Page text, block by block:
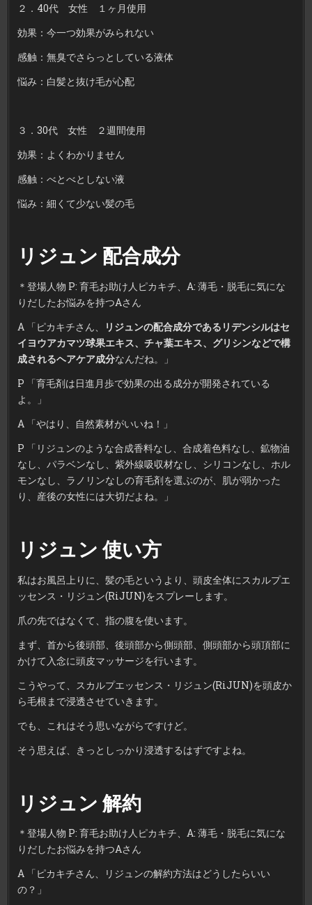
２．40代 女性 １ヶ月使用
効果：今一つ効果がみられない
感触：無臭でさらっとしている液体
悩み：白髪と抜け毛が心配
３．30代 女性 ２週間使用
効果：よくわかりません
感触：べとべとしない液
悩み：細くて少ない髪の毛
リジュン 配合成分
＊登場人物 P: 育毛お助け人ピカキチ、A: 薄毛・脱毛に気にな
りだしたお悩みを持つAさん
A 「ピカキチさん、
リジュンの配合成分であるリデンシルはセ
イヨウアカマツ球果エキス、チャ葉エキス、グリシンなどで構
成されるヘアケア成分なんだね。」
P 「育毛剤は日進月歩で効果の出る成分が開発されている
よ。」
A 「やはり、自然素材がいいね！」
P 「リジュンのような合成香料なし、合成着色料なし、鉱物油
なし、パラベンなし、紫外線吸収材なし、シリコンなし、ホル
モンなし、ラノリンなしの育毛剤を選ぶのが、肌が弱かった
り、産後の女性には大切だよね。」
リジュン 使い方
私はお風呂上りに、髪の毛というより、頭皮全体にスカルプエ
ッセンス・リジュン(RiJUN)をスプレーします。
爪の先ではなくて、指の腹を使います。
まず、首から後頭部、後頭部から側頭部、側頭部から頭頂部に
かけて入念に頭皮マッサージを行います。
こうやって、スカルプエッセンス・リジュン(RiJUN)を頭皮か
ら毛根まで浸透させていきます。
でも、これはそう思いながらですけど。
そう思えば、きっとしっかり浸透するはずですよね。
リジュン 解約
＊登場人物 P: 育毛お助け人ピカキチ、A: 薄毛・脱毛に気にな
りだしたお悩みを持つAさん
A 「ピカキチさん、リジュンの解約方法はどうしたらいい
の？」